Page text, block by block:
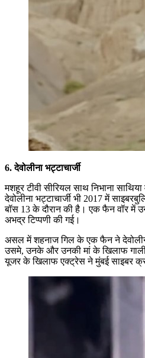
6. देवोलीना भट्टाचार्जी
मशहूर टीवी सीरियल साथ निभाना साथिया
देवोलीना भट्टाचार्जी भी 2017 में
बॉस 13 के दौरान की है। एक फैन वॉर में
अभद्र टिप्पणी की गई।
असल में शहनाज गिल के एक फैन ने
उसमे, उनके और उनकी मां के खिलाफ
यूजर के खिलाफ एक्ट्रेस ने मुंबई साइबर